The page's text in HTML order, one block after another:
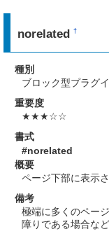
norelated†
種別
ブロック型プラグ
重要度
★★★☆☆
書式
#norelated
概要
ページ下部に表示
備考
極端に多くのペー
障りである場合な